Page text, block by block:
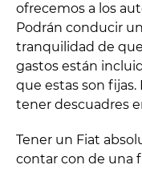
ofrecemos a los
Podrán conducir
tranquilidad de
gastos están
que estas son
tener descuadres
Tener un Fiat
contar con de una